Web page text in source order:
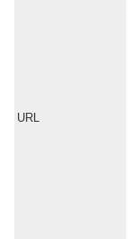
URL